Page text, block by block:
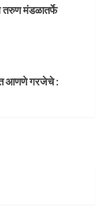
तरुण मंडळातर्फे
आणणे गरजेचे :